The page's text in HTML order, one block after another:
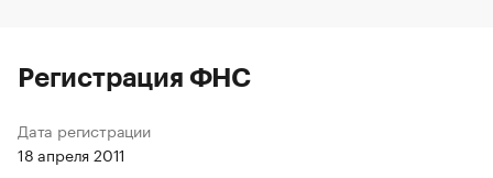
Регистрация ФНС
Дата регистрации
18 апреля 2011